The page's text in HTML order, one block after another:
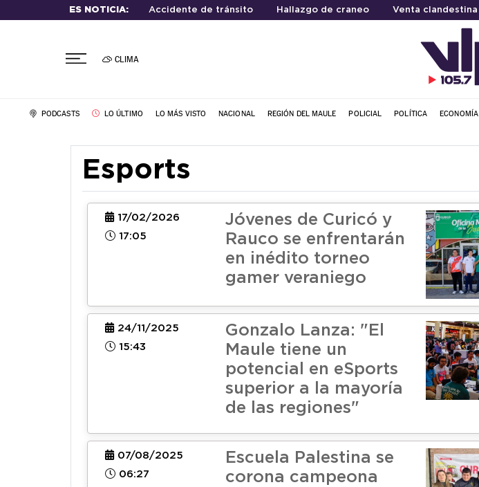
ES NOTICIA: Accidente de tránsito Hallazgo de craneo Venta clandestina
CLIMA
PODCASTS LO ÚLTIMO LO MÁS VISTO NACIONAL REGIÓN DEL MAULE POLICIAL POLÍTICA ECONOMÍA
Esports
17/02/2026
17:05
Jóvenes de Curicó y
Rauco se enfrentarán
en inédito torneo
gamer veraniego
24/11/2025
15:43
Gonzalo Lanza: "El
Maule tiene un
potencial en eSports
superior a la mayoría
de las regiones"
07/08/2025
06:27
Escuela Palestina se
corona campeona